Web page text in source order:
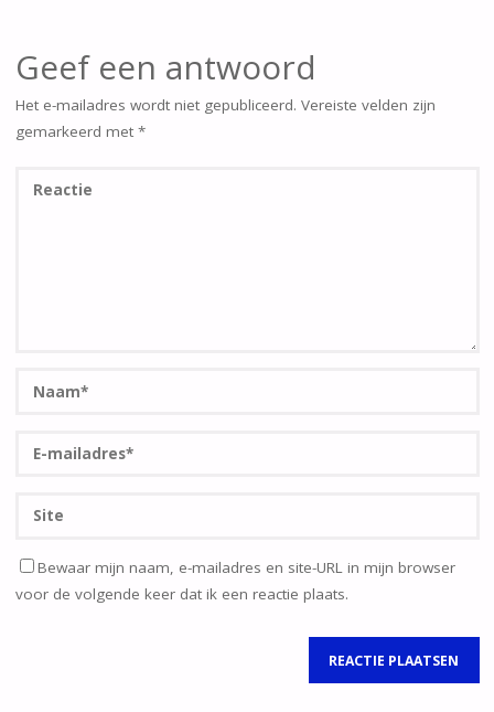
Geef een antwoord
Het e-mailadres wordt niet gepubliceerd. Vereiste velden zijn
gemarkeerd met *
Bewaar mijn naam, e-mailadres en site-URL in mijn browser
voor de volgende keer dat ik een reactie plaats.